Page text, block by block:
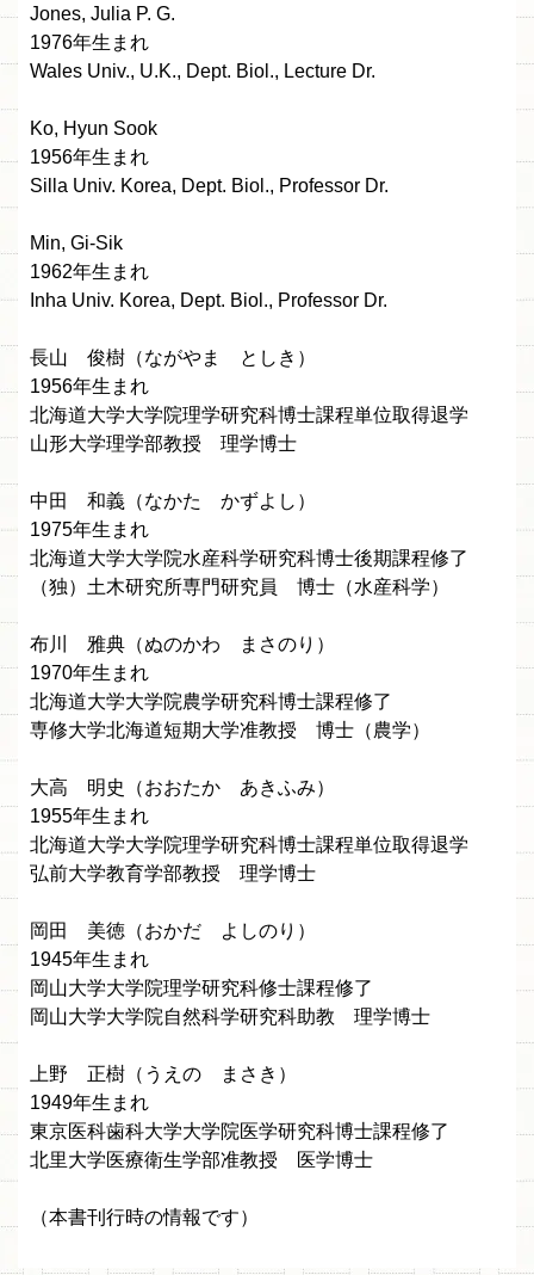
Jones, Julia P. G.
1976年生まれ
Wales Univ., U.K., Dept. Biol., Lecture Dr.
Ko, Hyun Sook
1956年生まれ
Silla Univ. Korea, Dept. Biol., Professor Dr.
Min, Gi-Sik
1962年生まれ
Inha Univ. Korea, Dept. Biol., Professor Dr.
長山 俊樹（ながやま としき）
1956年生まれ
北海道大学大学院理学研究科博士課程単位取得退学
山形大学理学部教授 理学博士
中田 和義（なかた かずよし）
1975年生まれ
北海道大学大学院水産科学研究科博士後期課程修了
（独）土木研究所専門研究員 博士（水産科学）
布川 雅典（ぬのかわ まさのり）
1970年生まれ
北海道大学大学院農学研究科博士課程修了
専修大学北海道短期大学准教授 博士（農学）
大高 明史（おおたか あきふみ）
1955年生まれ
北海道大学大学院理学研究科博士課程単位取得退学
弘前大学教育学部教授 理学博士
岡田 美徳（おかだ よしのり）
1945年生まれ
岡山大学大学院理学研究科修士課程修了
岡山大学大学院自然科学研究科助教 理学博士
上野 正樹（うえの まさき）
1949年生まれ
東京医科歯科大学大学院医学研究科博士課程修了
北里大学医療衛生学部准教授 医学博士
（本書刊行時の情報です）